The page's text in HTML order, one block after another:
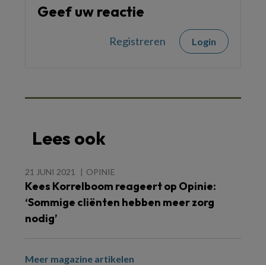
Geef uw reactie
Registreren Login
Lees ook
21 JUNI 2021 OPINIE
Kees Korrelboom reageert op Opinie:
‘Sommige cliënten hebben meer zorg
nodig’
Meer magazine artikelen